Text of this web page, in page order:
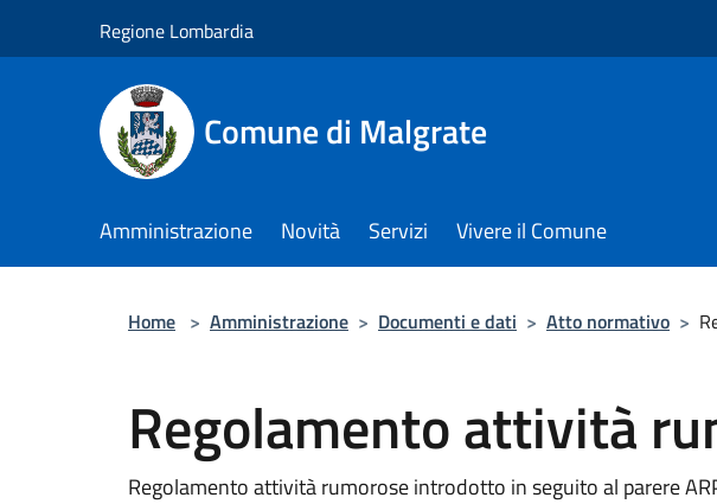
Regione Lombardia
Comune di Malgrate
Amministrazione Novità Servizi Vivere il Comune
Home > Amministrazione > Documenti e dati > Atto normativo >
Regolamento attività
Regolamento attività rumorose introdotto in seguito al parere